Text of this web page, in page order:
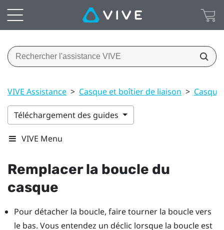
VIVE Assistance > Casque et boîtier de liaison > Casque
Téléchargement des guides
VIVE Menu
Remplacer la boucle du
casque
Pour détacher la boucle, faire tourner la boucle vers
le bas. Vous entendez un déclic lorsque la boucle est